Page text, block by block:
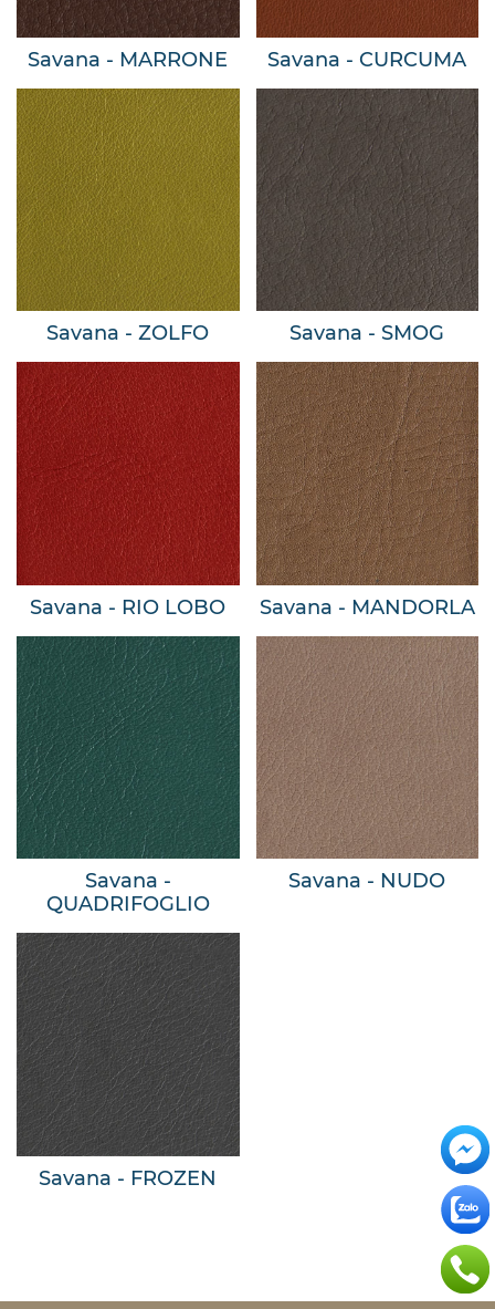
Savana - MARRONE Savana - CURCUMA
Savana - ZOLFO Savana - SMOG
Savana - RIO LOBO Savana - MANDORLA
Savana -
QUADRIFOGLIO
Savana - NUDO
Savana - FROZEN